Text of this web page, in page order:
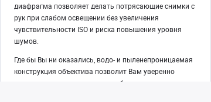
диафрагма позволяет делать потрясающие снимки с
рук при слабом освещении без увеличения
чувствительности ISO и риска повышения уровня
шумов.
Где бы Вы ни оказались, водо- и пыленепроницаемая
конструкция объектива позволит Вам уверенно
продолжать съемку в самых неблагоприятных